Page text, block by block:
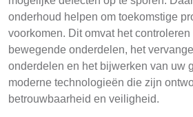
onderhoud helpen om toekomstige
voorkomen. Dit omvat het
bewegende onderdelen, het
onderdelen en het bijwerken van uw
moderne technologieën die zijn
betrouwbaarheid en veiligheid.